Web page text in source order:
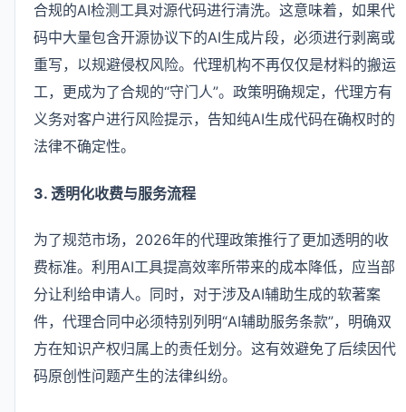
合规的AI检测工具对源代码进行清洗。这意味着，如果代
码中大量包含开源协议下的AI生成片段，必须进行剥离或
重写，以规避侵权风险。代理机构不再仅仅是材料的搬运
工，更成为了合规的“守门人”。政策明确规定，代理方有
义务对客户进行风险提示，告知纯AI生成代码在确权时的
法律不确定性。
3. 透明化收费与服务流程
为了规范市场，2026年的代理政策推行了更加透明的收
费标准。利用AI工具提高效率所带来的成本降低，应当部
分让利给申请人。同时，对于涉及AI辅助生成的软著案
件，代理合同中必须特别列明“AI辅助服务条款”，明确双
方在知识产权归属上的责任划分。这有效避免了后续因代
码原创性问题产生的法律纠纷。